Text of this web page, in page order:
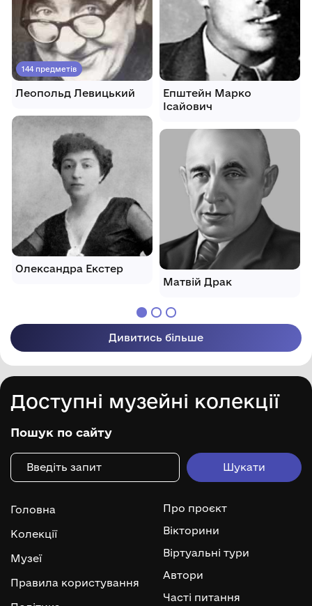
144 предметів
Леопольд Левицький
Олександра Екстер
Епштейн Марко
Ісайович
Матвій Драк
Дивитись більше
Доступні музейні колекції
Пошук по сайту
Головна
Колекції
Музеї
Правила користування
Про проєкт
Вікторини
Віртуальні тури
Автори
Часті питання